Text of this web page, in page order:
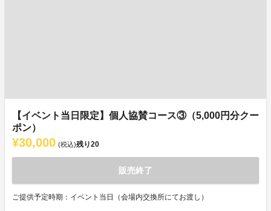
【イベント当日限定】個人協賛コース③（5,000円分クー
ポン）
¥30,000 (税込)残り20
販売終了
ご提供予定時期：イベント当日（会場内交換所にてお渡し）